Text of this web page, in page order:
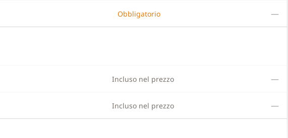
Obbligatorio —
Incluso nel prezzo —
Incluso nel prezzo —